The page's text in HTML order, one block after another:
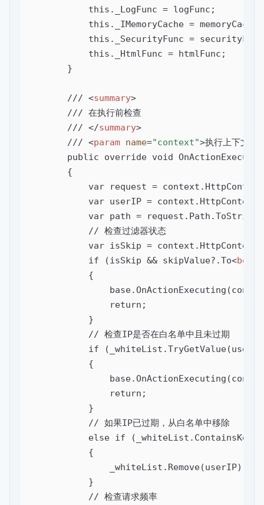
            this._LogFunc = logFunc;
            this._IMemoryCache = memoryCache;
this._SecurityFunc =
            this._HtmlFunc = htmlFunc;
        }
        ///
<summary>
        /// 在执行前检查
        ///
</summary>
        ///
<param name="context">执行上下文
public override void
        {
var request =
var userIP =
var path =
            // 检查过滤器状态
var isSkip =
            if (isSkip && skipValue?.To
<bool
            {
                return;
            }
            // 检查IP是否在白名单中且未过期
if
            {
                return;
            }
            // 如果IP已过期，从白名单中移除
else if
            {
                _whiteList.Remove(userIP);
            }
            // 检查请求频率